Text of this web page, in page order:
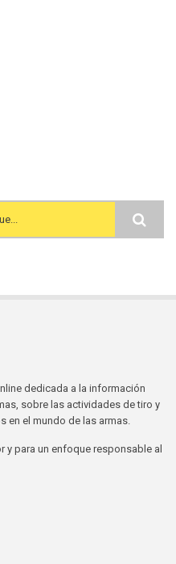
dedicada a la información
sobre las actividades de tiro y
en el mundo de las armas.
para un enfoque responsable al